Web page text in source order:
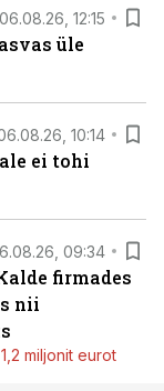
06.08.26, 12:15
üle
10:14
ei tohi
09:34
firmades
nii
miljonit eurot